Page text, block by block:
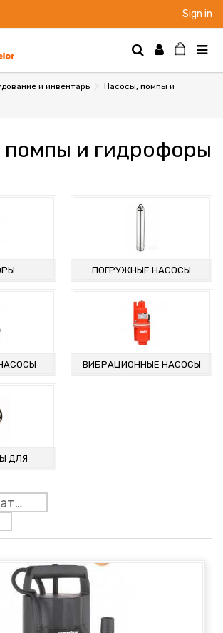
Sign in
и инвентарь
Насосы, помпы и
помпы и гидрофоры
ПОГРУЖНЫЕ НАСОСЫ
ВИБРАЦИОННЫЕ НАСОСЫ
ДЛЯ
Сортировать по